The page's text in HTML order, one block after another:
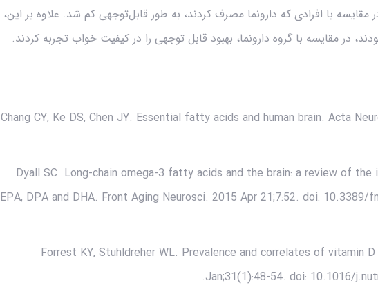
با افرادی که دارونما مصرف کردند، به ‌طور قابل‌توجهی کم شد. علاوه بر این،
در مقایسه با گروه دارونما، بهبود قابل توجهی را در کیفیت خواب تجربه کردند.
Chang CY, Ke DS, Chen JY. Essential fatty acids and human brain. Acta
Dyall SC. Long-chain omega-3 fatty acids and the brain: a review of
EPA, DPA and DHA. Front Aging Neurosci. 2015 Apr 21;7:52. doi:
Forrest KY, Stuhldreher WL. Prevalence and correlates of vitamin
Jan;31(1):48-54. doi: 10.1016/